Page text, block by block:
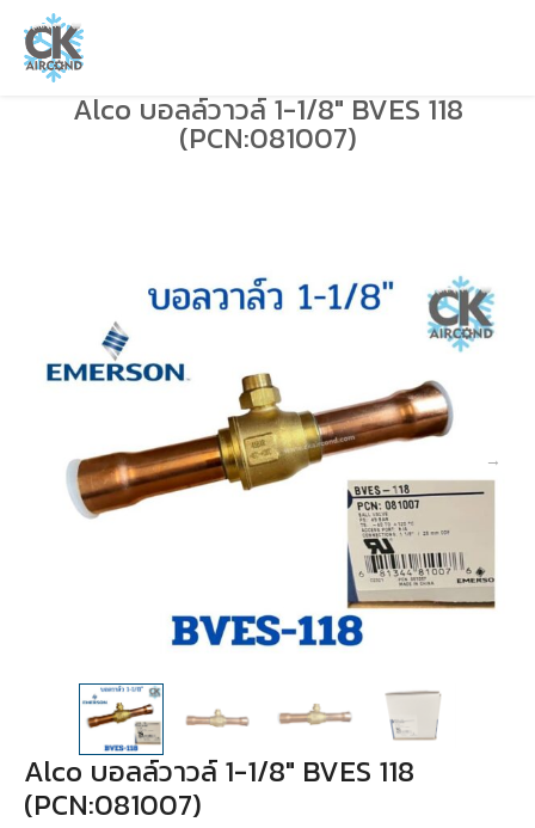
Alco บอลล์วาวล์ 1-1/8″ BVES 118
(PCN:081007)
Alco บอลล์วาวล์ 1-1/8″ BVES 118
(PCN:081007)